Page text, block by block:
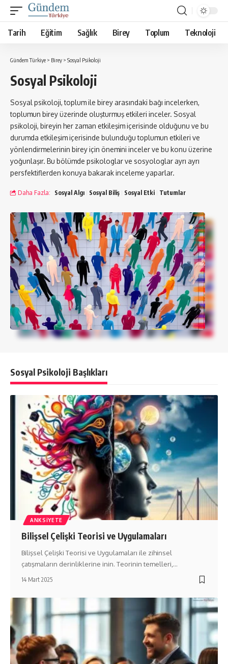
Tarih Eğitim Sağlık Birey Toplum Teknoloji
Gündem Türkiye > Birey > Sosyal Psikoloji
Sosyal Psikoloji
Sosyal psikoloji, toplum ile birey arasındaki bağı incelerken,
toplumun birey üzerinde oluşturmuş etkileri inceler. Sosyal
psikoloji, bireyin her zaman etkileşim içerisinde olduğunu ve bu
durumda etkileşim içerisinde bulunduğu toplumun etkileri ve
yönlendirmelerinin birey için önemini inceler ve bu konu üzerine
yoğunlaşır. Bu bölümde psikologlar ve sosyologlar ayrı ayrı
persfektiflerden konuya bakarak inceleme yaparlar.
Daha Fazla: Sosyal Algı Sosyal Biliş Sosyal Etki Tutumlar
Sosyal Psikoloji Başlıkları
ANKSIYETE
Bilişsel Çelişki Teorisi ve Uygulamaları
Bilişsel Çelişki Teorisi ve Uygulamaları ile zihinsel
çatışmaların derinliklerine inin. Teorinin temelleri,…
14 Mart 2025